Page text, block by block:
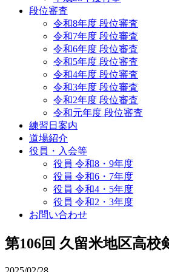
段位審査
令和8年度 段位審査
令和7年度 段位審査
令和6年度 段位審査
令和5年度 段位審査
令和4年度 段位審査
令和3年度 段位審査
令和2年度 段位審査
令和元年度 段位審査
練習日案内
道場紹介
役員・入会等
役員 令和8・9年度
役員 令和6・7年度
役員 令和4・5年度
役員 令和2・3年度
お問い合わせ
第106回 久留米地区高